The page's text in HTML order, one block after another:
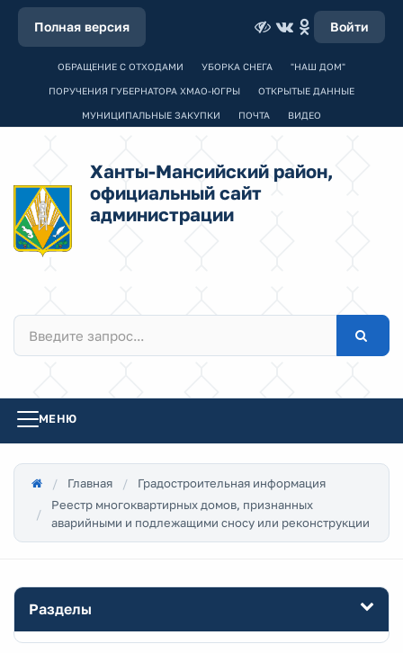
Полная версия Войти
ОБРАЩЕНИЕ С ОТХОДАМИ УБОРКА СНЕГА "НАШ ДОМ"
ПОРУЧЕНИЯ ГУБЕРНАТОРА ХМАО-ЮГРЫ ОТКРЫТЫЕ ДАННЫЕ
МУНИЦИПАЛЬНЫЕ ЗАКУПКИ ПОЧТА ВИДЕО
Ханты-Мансийский район,
официальный сайт
администрации
МЕНЮ
Главная
Градостроительная информация
Реестр многоквартирных домов, признанных
аварийными и подлежащими сносу или реконструкции
Разделы